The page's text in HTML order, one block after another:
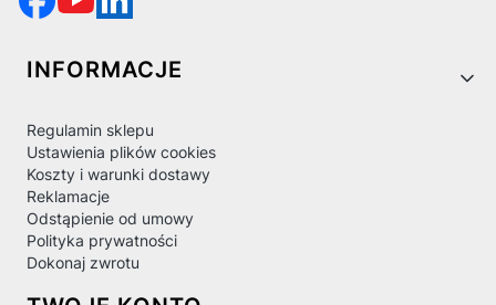
Linki w stopce
INFORMACJE
Regulamin sklepu
Ustawienia plików cookies
Koszty i warunki dostawy
Reklamacje
Odstąpienie od umowy
Polityka prywatności
Dokonaj zwrotu